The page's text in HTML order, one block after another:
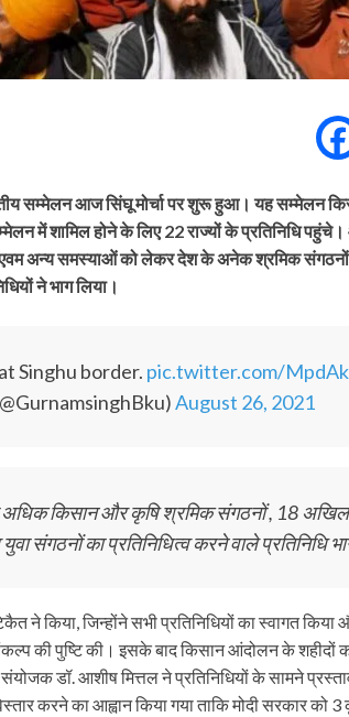
सम्मेलन आज सिंघू मोर्चा पर शुरू हुआ। यह सम्मेलन
में शामिल होने के लिए 22 राज्यों के प्रतिनिधि
एवम अन्य समस्याओं को लेकर देश के अनेक श्रमिक
ने भाग लिया।
Singhu border. pic.twitter.com/
August 26, 2021
किसान और कृषि श्रमिक संगठनों , 18 अखिल
संगठनों का प्रतिनिधित्व करने वाले प्रतिनिधि
ने किया, जिन्होंने सभी प्रतिनिधियों का स्वागत किया
की पुष्टि की। इसके बाद किसान आंदोलन के शहीदों
डॉ. आशीष मित्तल ने प्रतिनिधियों के सामने
करने का आह्वान किया गया ताकि मोदी सरकार को 3